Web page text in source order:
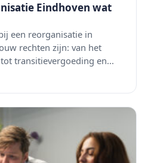
Eindhoven wat
een reorganisatie in
rechten zijn: van het
transitievergoeding en...